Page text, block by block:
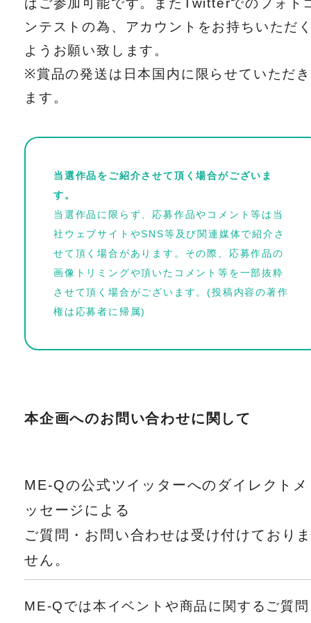
ンテストの為、アカウントをお持ちいただ
ようお願い致します。
※賞品の発送は日本国内に限らせていただき
ます。
当選作品をご紹介させて頂く場合がございま
す。
当選作品に限らず、応募作品やコメント等は当
社ウェブサイトやSNS等及び関連媒体で紹介さ
せて頂く場合があります。その際、応募作品の
画像トリミングや頂いたコメント等を一部抜粋
させて頂く場合がございます。(投稿内容の著作
権は応募者に帰属)
本企画へのお問い合わせに関して
ME-Qの公式ツイッターへのダイレクトメ
ッセージによる
ご質問・お問い合わせは受け付けており
せん。
ME-Qでは本イベントや商品に関するご質問